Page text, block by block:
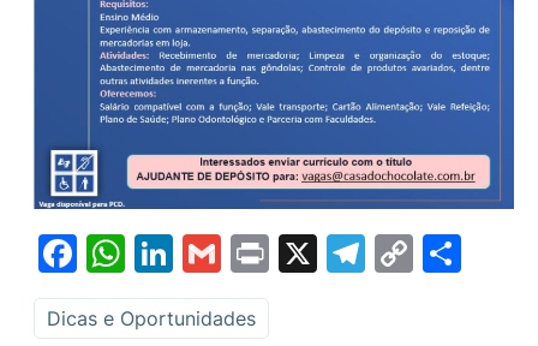
Facebook
WhatsApp
LinkedIn
GmailPrint
X Telegram
Copy
Dicas e Oportunidades